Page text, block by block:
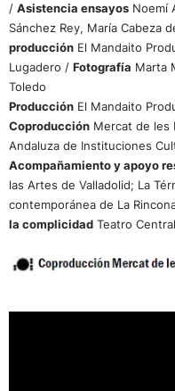
/ Asistencia ensayos Noemí
Sánchez Rey, María Cabeza
producción El Mandaito
Lugadero / Fotografía Marta
Toledo
Producción El Mandaito
Coproducción Mercat de les
Andaluza de Instituciones
Acompañamiento y apoyo
las Artes de Valladolid; La
contemporánea de La
la complicidad Teatro